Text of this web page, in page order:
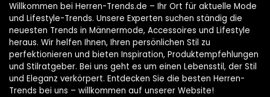
Willkommen bei Herren-Trends.de – Ihr Ort für aktuelle Mode
und Lifestyle-Trends. Unsere Experten suchen ständig die
neuesten Trends in Männermode, Accessoires und Lifestyle
heraus. Wir helfen Ihnen, Ihren persönlichen Stil zu
perfektionieren und bieten Inspiration, Produktempfehlungen
und Stilratgeber. Bei uns geht es um einen Lebensstil, der Stil
und Eleganz verkörpert. Entdecken Sie die besten Herren-
Trends bei uns – willkommen auf unserer Website!